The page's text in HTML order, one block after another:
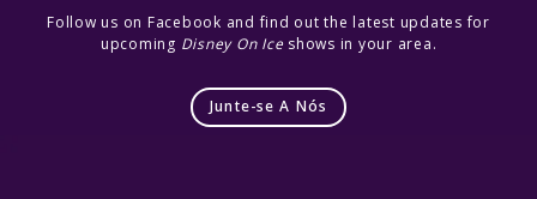
Follow us on Facebook and find out the latest updates for
upcoming Disney On Iceshows in your area.
Junte-se A Nós